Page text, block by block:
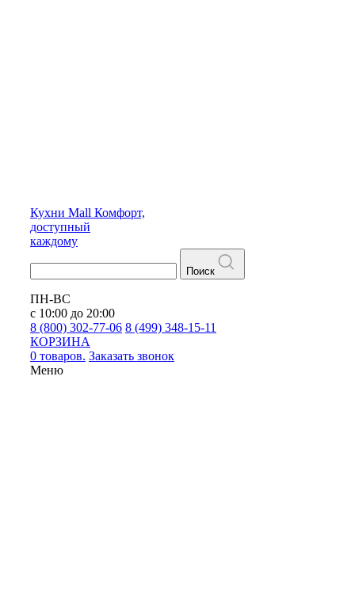
Кухни Mall Комфорт,
доступный
каждому
Поиск
ПН-ВС
с 10:00 до 20:00
8 (800) 302-77-06 8 (499) 348-15-11
КОРЗИНА
0 товаров. Заказать звонок
Меню